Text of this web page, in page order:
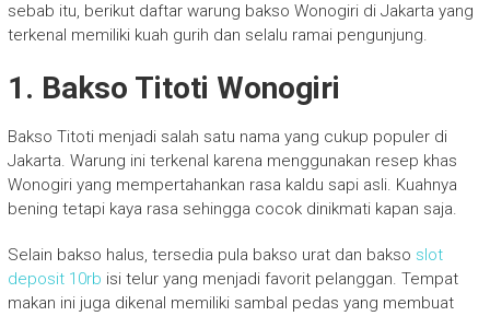
sebab itu, berikut daftar warung bakso Wonogiri di Jakarta yang
terkenal memiliki kuah gurih dan selalu ramai pengunjung.
1. Bakso Titoti Wonogiri
Bakso Titoti menjadi salah satu nama yang cukup populer di
Jakarta. Warung ini terkenal karena menggunakan resep khas
Wonogiri yang mempertahankan rasa kaldu sapi asli. Kuahnya
bening tetapi kaya rasa sehingga cocok dinikmati kapan saja.
Selain bakso halus, tersedia pula bakso urat dan bakso slot
deposit 10rb isi telur yang menjadi favorit pelanggan. Tempat
makan ini juga dikenal memiliki sambal pedas yang membuat